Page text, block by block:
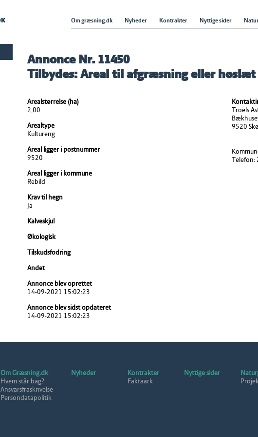
Om græsning.dk Nyheder Kontrakter Nyttige sider
Annonce Nr. 11450
Tilbydes: Areal til afgræsning eller høslæt
Arealstørrelse (ha)
2,00
Arealtype
Kultureng
Areal ligger i postnummer
9520
Areal ligger i kommune
Rebild
Krav til hegn
Ja
Kalveskjul
Økologisk
Tilskudsfodring
Andet
Annonce blev oprettet
14-09-2021 15:02:23
Annonce blev sidst opdateret
14-09-2021 15:02:23
Troels
9520
Telefon:
Om Græsning.dk
Hvem står bag?
Ansvarsfraskrivelse
Persondatapolitik
Nyheder
Kontrakter
Faktaark
Nyttige sider